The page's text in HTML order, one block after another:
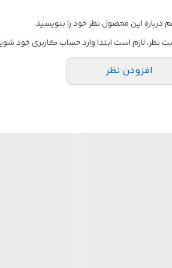
بلوتوث
درباره این محصول نظر خود را بنویسید.
نظر، لازم است ابتدا وارد حساب کاربری خود
افزودن نظر